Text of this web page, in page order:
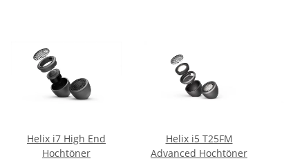
Helix i7 High End
Hochtöner
Helix i5 T25FM
Advanced Hochtöner